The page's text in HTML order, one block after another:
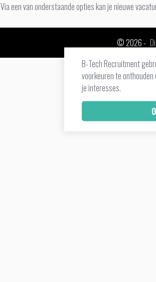
Via een van onderstaande opties kan je nieuwe
© 2026 -
B-Tech Recruitment
voorkeuren te
je interesses.